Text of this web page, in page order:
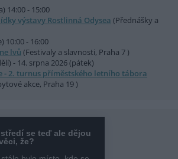
14:00 - 15:00
výstavy Rostlinná Odysea (Přednášky a
10:00 - 16:00
lvů (Festivaly a slavnosti, Praha 7 )
- 14. srpna 2026 (pátek)
- 2. turnus příměstského letního tábora
akce, Praha 19 )